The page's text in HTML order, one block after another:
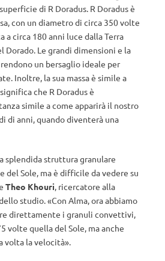
di R Doradus. R Doradus è
con un diametro di circa 350 volte
a circa 180 anni luce dalla Terra
Dorado. Le grandi dimensioni e la
un bersaglio ideale per
Inoltre, la sua massa è simile a
che R Doradus è
simile a come apparirà il nostro
di anni, quando diventerà una
splendida struttura granulare
del Sole, ma è difficile da vedere su
Theo Khouri, ricercatore alla
studio. «Con Alma, ora abbiamo
direttamente i granuli convettivi,
volte quella del Sole, ma anche
volta la velocità».